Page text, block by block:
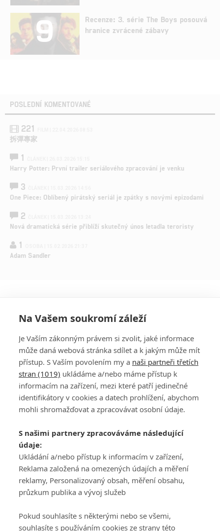
9
Recenze: 3. série The Boys posouvá
hranice zvrácené zábavy
POSLEDNÍ KOMENTOVANÉ
221
拆彈專家
1
Harry Potter: První trailer seriálového zpracování je venku
3
One Piece: Oblíbený pirátský seriál je zpátky s novými epizodami
2
Nová dramatická série přiblíží skutečný únos letadla teroristy
1
Adam Sandler
PŘIHLÁSIT
REGISTROVAT
DISKUZE
Šéfredaktorkou webu jePetr Slavík, e-mailserialy@fandimefilmu.cz
Máte-li zájem o inzerci na našem webu napište nám na e-mail
studio@koncal.com
Ochrana osobních údajů|Zásady používání cookies |Pravidla webu
Upravit nastavení soukromí
Na Vašem soukromí záleží
Je Vaším zákonným právem si zvolit, jaké informace
může daná webová stránka sdílet a k jakým může mít
přístup. S Vaším povolením my a naši partneři třetích
stran (1019) ukládáme a/nebo máme přístup k
informacím na zařízení, mezi které patří jedinečné
identifikátory v cookies a datech prohlížení, abychom
mohli shromažďovat a zpracovávat osobní údaje.
S našimi partnery zpracováváme následující
údaje:
Ukládání a/nebo přístup k informacím v zařízení,
Reklama založená na omezených údajích a měření
reklamy, Personalizovaný obsah, měření obsahu,
průzkum publika a vývoj služeb
Pokud souhlasíte s některými nebo se všemi,
souhlasíte s používáním cookies ze strany této